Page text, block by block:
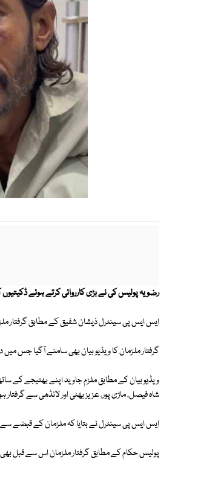
رضویہ پولیس کی نے بڑی کارروائی کرتے ہوئے
ایس ایس پی سینٹرل ذیشان شفیق کے مطابق گرفتار
گرفتار ملزمان کا ویڈیو بیان بھی سامنے آگیا جس میں
ویڈیو بیان کے مطابق ملزم جاوید اپنے بھتیجے کے ساتھ
شاہ فیصل، ماڑی پور، عزیز بھٹی اور لانڈھی سے
ایس ایس پی سینٹرل نے بتایا کہ ملزمان کے قبضے سے
پولیس حکام کے مطابق گرفتار ملزمان اس سے قبل بھی 10 بار گرفتار ہو کر جیل جا چکے ہیں۔